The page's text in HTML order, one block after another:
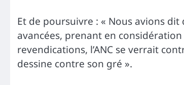
Et de poursuivre : « Nous avions
avancées, prenant en
revendications, l’ANC se verrait
dessine contre son gré ».